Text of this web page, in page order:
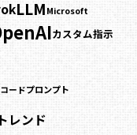
LLM Microsoft
カスタム指示
ードプロンプト
レンド